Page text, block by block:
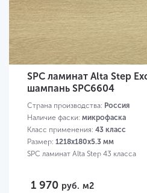
SPC ламинат Alta Step
шампань SPC6604
Страна производства: Россия
Наличие фаски: микрофаска
Класс применения: 43 класс
Размер: 1218х180х5.3 мм
SPC ламинат Alta Step 43 класса
1 970 руб. м2